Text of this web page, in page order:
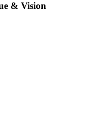
& Vision